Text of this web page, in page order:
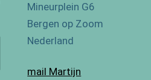
Mineurplein G6
Bergen op Zoom
Nederland
mail Martijn